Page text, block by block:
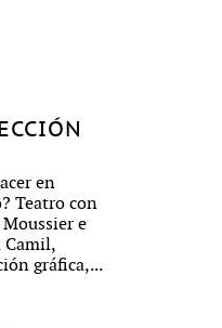
en
Teatro con
e
Camil,
gráfica,...